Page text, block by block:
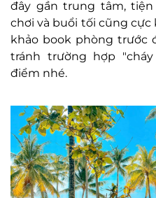
đây gần trung tâm,
chơi và buổi tối cũng cực
khảo book phòng trước
tránh trường hợp
điểm nhé.